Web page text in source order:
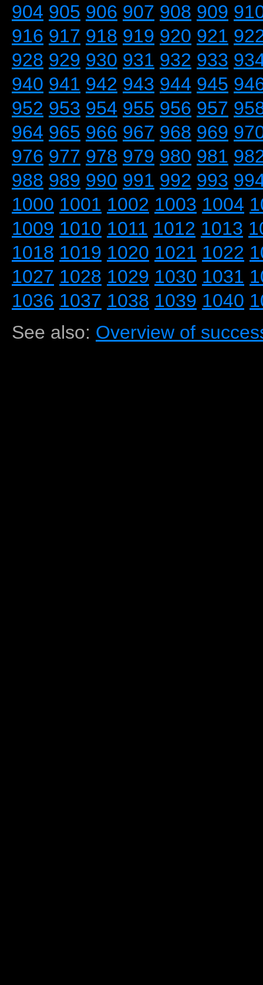
904 905 906 907 908 909
916 917 918 919 920 921
928 929 930 931 932 933
940 941 942 943 944 945
952 953 954 955 956 957
964 965 966 967 968 969
976 977 978 979 980 981
988 989 990 991 992 993
1000 1001 1002 1003 1004
1009 1010 1011 1012 1013
1018 1019 1020 1021 1022
1027 1028 1029 1030 1031
1036 1037 1038 1039 1040
See also: Overview of